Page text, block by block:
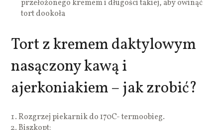
przełożonego kremem i długości takiej, aby owinąć
tort dookoła
Tort z kremem daktylowym
nasączony kawą i
ajerkoniakiem – jak zrobić?
Rozgrzej piekarnik do 170C- termoobieg.